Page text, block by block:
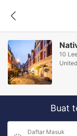
10
Buat
Daftar Masuk